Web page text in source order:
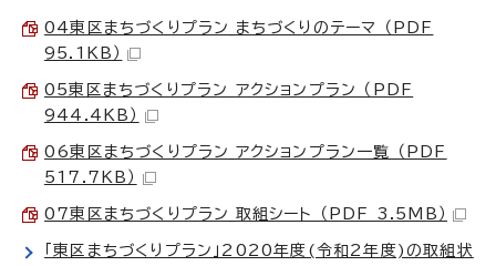
04東区まちづくりプラン_まちづくりのテーマ （PDF
95.1KB）
05東区まちづくりプラン アクションプラン （PDF
944.4KB）
06東区まちづくりプラン_アクションプラン一覧 （PDF
517.7KB）
07東区まちづくりプラン_取組シート （PDF 3.5MB）
「東区まちづくりプラン」2020年度(令和2年度)の取組状